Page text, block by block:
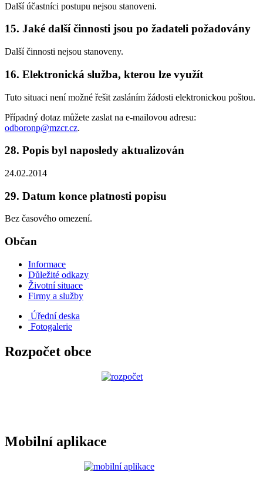
Další účastníci postupu nejsou stanoveni.
15. Jaké další činnosti jsou po žadateli požadovány
Další činnosti nejsou stanoveny.
16. Elektronická služba, kterou lze využít
Tuto situaci není možné řešit zasláním žádosti elektronickou poštou.
Případný dotaz můžete zaslat na e-mailovou adresu:
odboronp@mzcr.cz.
28. Popis byl naposledy aktualizován
24.02.2014
29. Datum konce platnosti popisu
Bez časového omezení.
Občan
Informace
Důležité odkazy
Životní situace
Firmy a služby
Úřední deska
Fotogalerie
Rozpočet obce
Mobilní aplikace